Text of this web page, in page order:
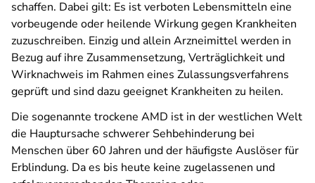
schaffen. Dabei gilt: Es ist verboten Lebensmitteln eine
vorbeugende oder heilende Wirkung gegen Krankheiten
zuzuschreiben. Einzig und allein Arzneimittel werden in
Bezug auf ihre Zusammensetzung, Verträglichkeit und
Wirknachweis im Rahmen eines Zulassungsverfahrens
geprüft und sind dazu geeignet Krankheiten zu heilen.
Die sogenannte trockene AMD ist in der westlichen Welt
die Hauptursache schwerer Sehbehinderung bei
Menschen über 60 Jahren und der häufigste Auslöser für
Erblindung. Da es bis heute keine zugelassenen und